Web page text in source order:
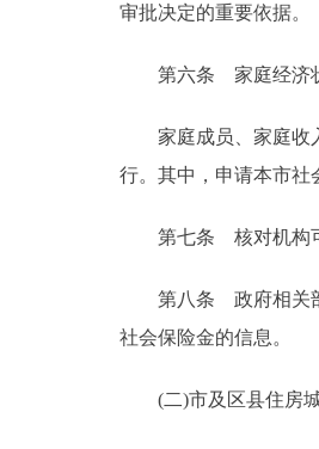
审批决定的重要依据。
第六条 家庭经济状
家庭成员、家庭收入
行。其中，申请本市社
第七条 核对机构可
第八条 政府相关部
社会保险金的信息。
(二)市及区县住房城